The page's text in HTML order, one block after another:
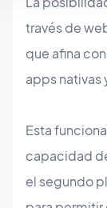
través de
que afina
apps nativas
Esta
capacidad
el segundo